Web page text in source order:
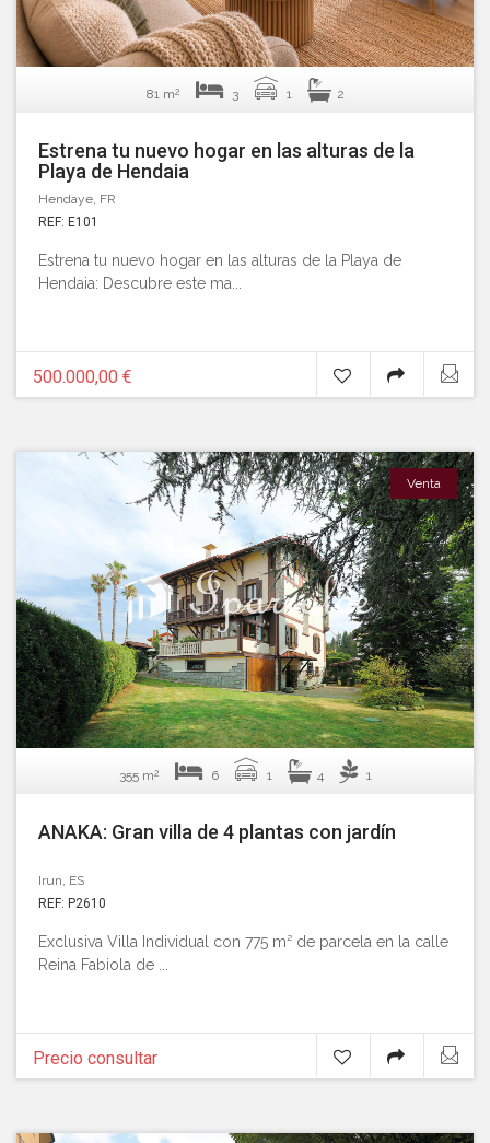
81 m2 3 1 2
Estrena tu nuevo hogar en las alturas de la
Playa de Hendaia
Hendaye, FR
REF: E101
Estrena tu nuevo hogar en las alturas de la Playa de
Hendaia: Descubre este ma...
500.000,00 €
355 m2 6 1 4 1
Venta
ANAKA: Gran villa de 4 plantas con jardín
Irun, ES
REF: P2610
Exclusiva Villa Individual con 775 m² de parcela en la calle
Reina Fabiola de ...
Precio consultar